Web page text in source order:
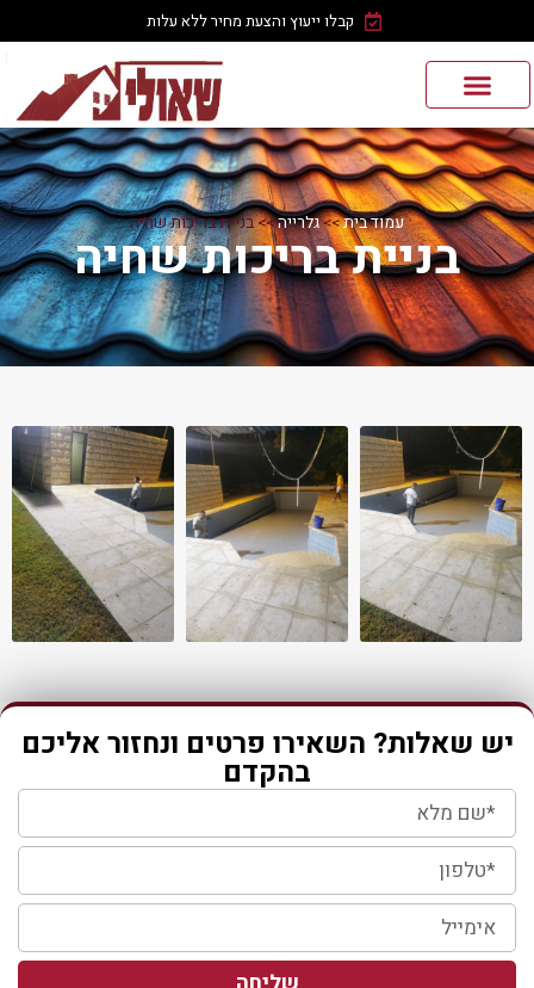
קבלו ייעוץ והצעת מחיר ללא עלות
עמוד בית>>גלרייה>>בניית בריכות שחיה‎
בניית בריכות שחיה‎
יש שאלות? השאירו פרטים ונחזור אליכם
בהקדם